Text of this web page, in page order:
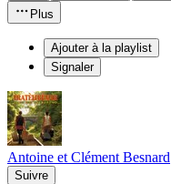
Plus
Ajouter à la playlist
Signaler
Antoine et Clément Besnard
Suivre